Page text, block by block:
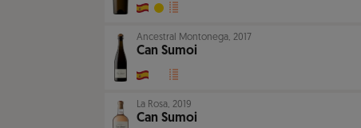
Ancestral Montonega, 2017
Can Sumoi
La Rosa, 2019
Can Sumoi